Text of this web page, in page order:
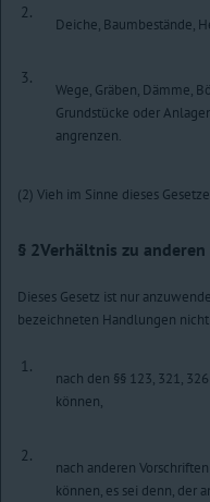
2.
Deiche, Baumbestände,
3.
Wege, Gräben, Dämme,
Grundstücke oder
angrenzen.
(2) Vieh im Sinne dieses
§ 2Verhältnis zu
Dieses Gesetz ist nur
bezeichneten Handlungen nicht
1.
nach den §§ 123, 321,
können,
2.
nach anderen
können, es sei denn, der